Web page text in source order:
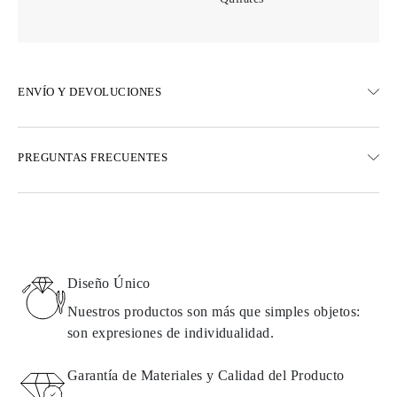
ENVÍO Y DEVOLUCIONES
Opciones de entrega exprés también están disponibles
Detalles sobre métodos de envío, costos y tiempos de entrega se
pueden encontrar en laspreguntas frecuentes sobre la entrega
Todos los productos de Omara se fabrican por encargo según los
PREGUNTAS FRECUENTES
Diseño Único
Nuestros productos son más que simples objetos:
son expresiones de individualidad.
Garantía de Materiales y Calidad del Producto